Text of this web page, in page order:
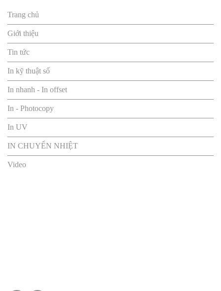
Trang chủ
Giới thiệu
Tin tức
In kỹ thuật số
In nhanh - In offset
In - Photocopy
In UV
IN CHUYỂN NHIỆT
Video